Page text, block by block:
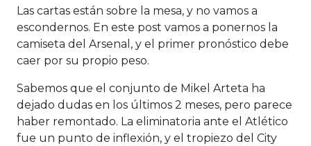
Las cartas están sobre la mesa, y no vamos a
escondernos. En este post vamos a ponernos la
camiseta del Arsenal, y el primer pronóstico debe
caer por su propio peso.
Sabemos que el conjunto de Mikel Arteta ha
dejado dudas en los últimos 2 meses, pero parece
haber remontado. La eliminatoria ante el Atlético
fue un punto de inflexión, y el tropiezo del City